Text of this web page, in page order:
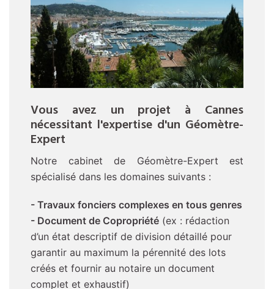
Vous avez un projet à Cannes
nécessitant l'expertise d'un Géomètre-
Expert
Notre cabinet de Géomètre-Expert est
spécialisé dans les domaines suivants :
- Travaux fonciers complexes en tous genres
- Document de Copropriété (ex : rédaction
d’un état descriptif de division détaillé pour
garantir au maximum la pérennité des lots
créés et fournir au notaire un document
complet et exhaustif)